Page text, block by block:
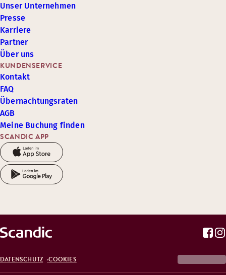
SCANDIC APP
KUNDENSERVICE
Kontakt
FAQ
Übernachtungsraten
AGB
Meine Buchung finden
Unser Unternehmen
Presse
Karriere
Partner
Über uns
DATENSCHUTZ COOKIES